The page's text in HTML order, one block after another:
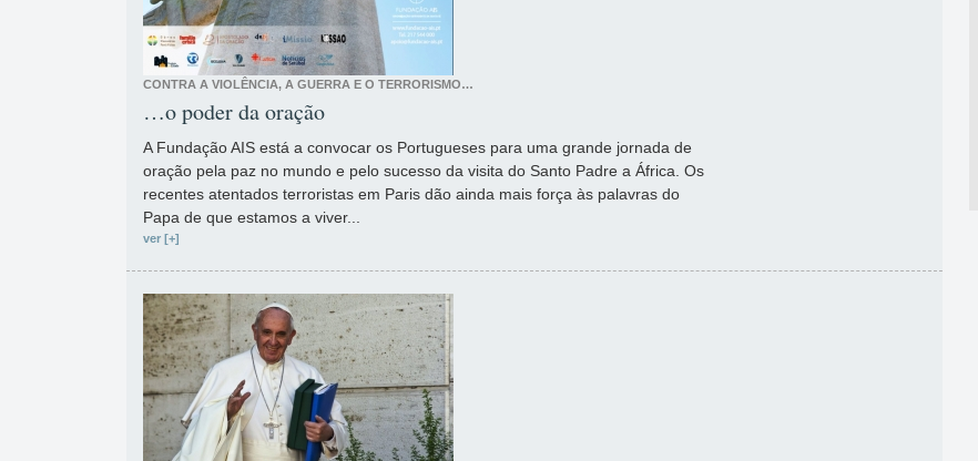
CONTRA A VIOLÊNCIA, A GUERRA E O TERRORISMO…
…o poder da oração
A Fundação AIS está a convocar os Portugueses para uma grande jornada de
oração pela paz no mundo e pelo sucesso da visita do Santo Padre a África. Os
recentes atentados terroristas em Paris dão ainda mais força às palavras do
Papa de que estamos a viver...
ver [+]